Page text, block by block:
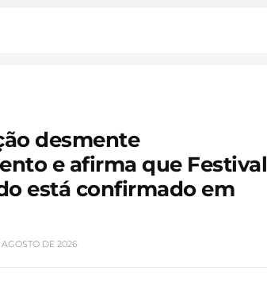
desmente
e afirma que Festival
está confirmado em
DE 2026